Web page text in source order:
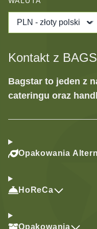
PLN - złoty polski
Kontakt z
Bagstar to jeden z
cateringu oraz
Opakowania
HoReCa
Opakowania